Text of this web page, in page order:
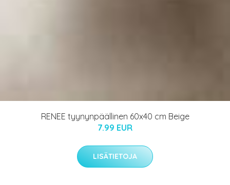
RENEE tyynynpäällinen 60x40 cm Beige
7.99 EUR
LISÄTIETOJA